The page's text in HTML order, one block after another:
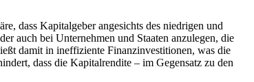
dass Kapitalgeber angesichts des niedrigen und
auch bei Unternehmen und Staaten anzulegen, die
damit in ineffiziente Finanzinvestitionen, was die
dass die Kapitalrendite – im Gegensatz zu den